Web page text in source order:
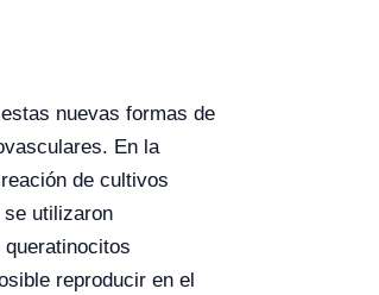
nuevas formas de
En la
de cultivos
se utilizaron
reproducir en el